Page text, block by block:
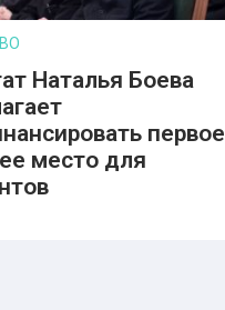
Наталья Боева
первое
место для